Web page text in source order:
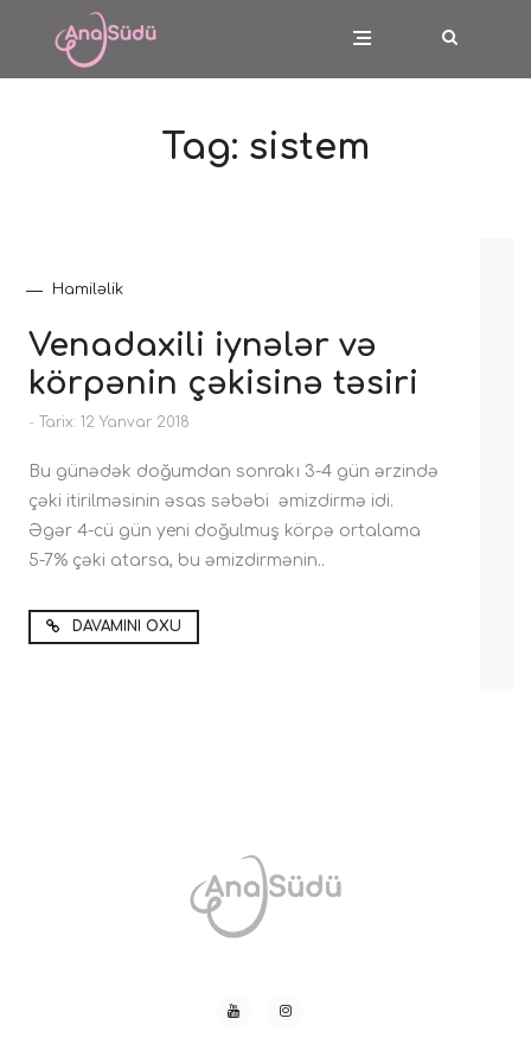
Tag: sistem
Hamiləlik
Venadaxili iynələr və
körpənin çəkisinə təsiri
- Tarix: 12 Yanvar 2018
Bu günədək doğumdan sonrakı 3-4 gün ərzində
çəki itirilməsinin əsas səbəbi əmizdirmə idi.
Əgər 4-cü gün yeni doğulmuş körpə ortalama
5-7% çəki atarsa, bu əmizdirmənin..
DAVAMINI OXU